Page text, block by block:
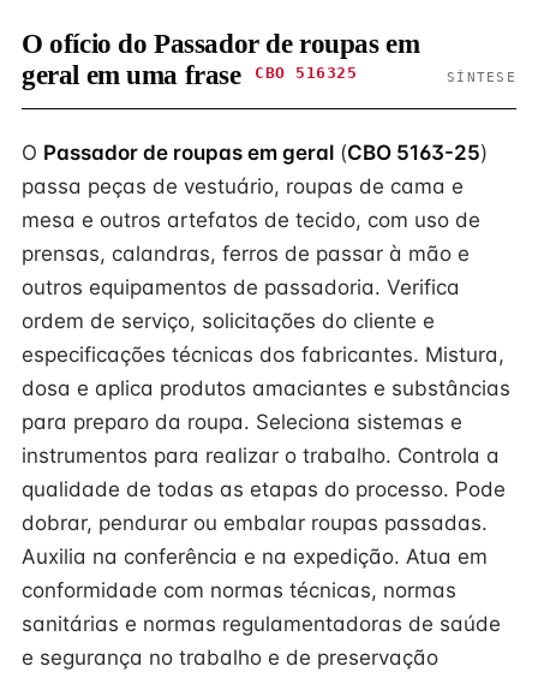
O ofício do Passador de roupas em
geral em uma frase
CBO 516325 SÍNTESE
O Passador de roupas em geral (CBO 5163-25)
passa peças de vestuário, roupas de cama e
mesa e outros artefatos de tecido, com uso de
prensas, calandras, ferros de passar à mão e
outros equipamentos de passadoria. Verifica
ordem de serviço, solicitações do cliente e
especificações técnicas dos fabricantes. Mistura,
dosa e aplica produtos amaciantes e substâncias
para preparo da roupa. Seleciona sistemas e
instrumentos para realizar o trabalho. Controla a
qualidade de todas as etapas do processo. Pode
dobrar, pendurar ou embalar roupas passadas.
Auxilia na conferência e na expedição. Atua em
conformidade com normas técnicas, normas
sanitárias e normas regulamentadoras de saúde
e segurança no trabalho e de preservação